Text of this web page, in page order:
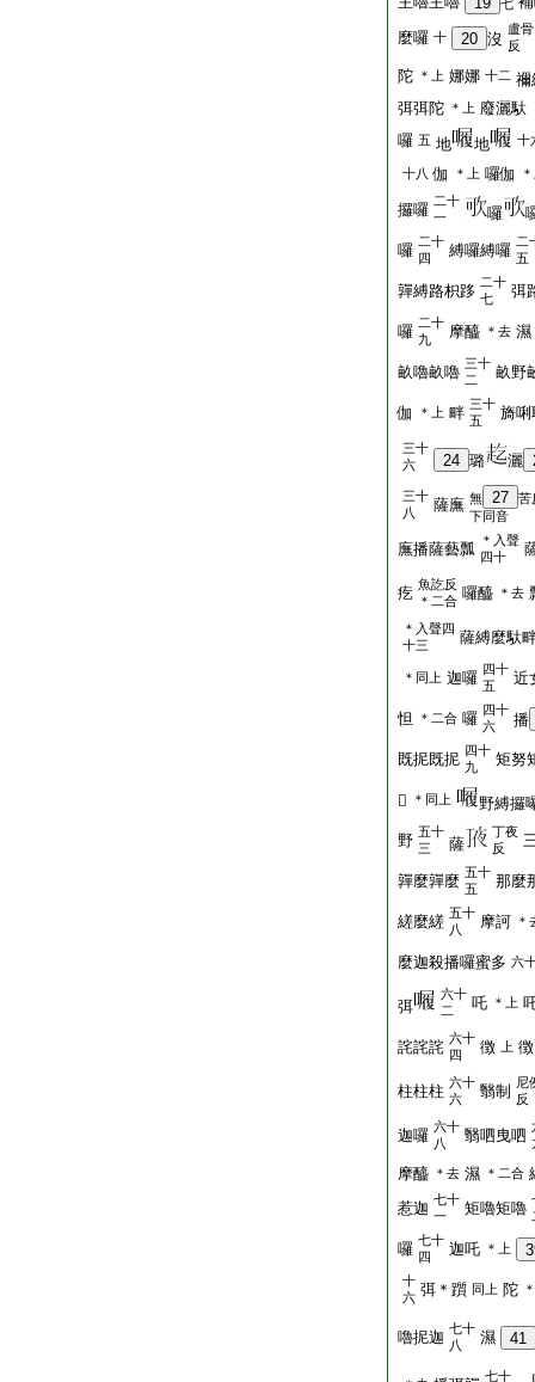
七
麼囉 十 20 沒
盧骨
反
陀 ＊上 娜娜 十二 禰
弭弭陀 ＊上 廢灑馱
囉 五 地 地 十
十八 伽 ＊上 囉伽
攞囉 二十
一
囉
囉 二十
四
縛囉縛囉 二
五
嚲縛路枳跢 二十
七
弭
囉 二十
九
摩醯 ＊去 濕
畝嚕畝嚕 三十
二
畝野
伽 ＊上 畔 三十
五
旖唎
三十
六
24 璐 灑
三十
八
薩廡 無 27
苦
下同音
廡播薩藝瓢
＊入聲
四十
疙 魚訖反
＊二合 囉醯 ＊去
＊入聲四
十三
薩縛麼馱
＊同上 迦囉 四十
五
近
怛 ＊二合 囉 四十
六
播
既抳既抳 四十
九
矩努
𡫸 ＊同上 野縛攞
野 五十
三
薩
丁夜
反
嚲麼嚲麼 五十
五
那麼
縒麼縒 五十
八
摩訶 ＊
麼迦殺播囉蜜多 六
弭
六十
二
吒 ＊上
詫詫詫 六十
四
徴 上 徴
柱柱柱 六十
六
翳制
尼
反
迦囉 六十
八
翳呬曳呬
摩醯 ＊去 濕 ＊二合
惹迦 七十
一
矩嚕矩嚕
囉 七十
四
迦吒 ＊上
十
六 弭＊躓 同上 陀
嚕抳迦 七十
八
濕 41
七十